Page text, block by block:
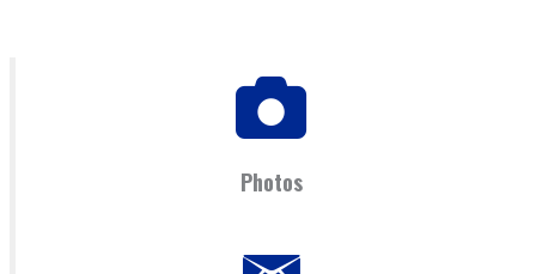
Photos